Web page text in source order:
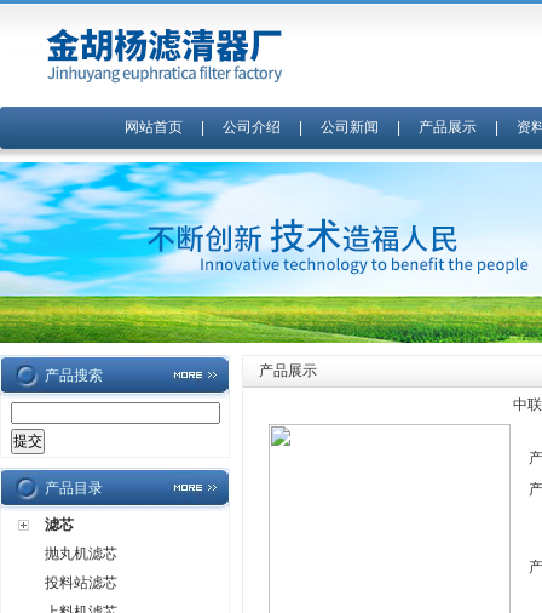
网站首页| 公司介绍 公司新闻 产品展示| 资
产品搜索
产品目录
滤芯
抛丸机滤芯
投料站滤芯
产品展示
中